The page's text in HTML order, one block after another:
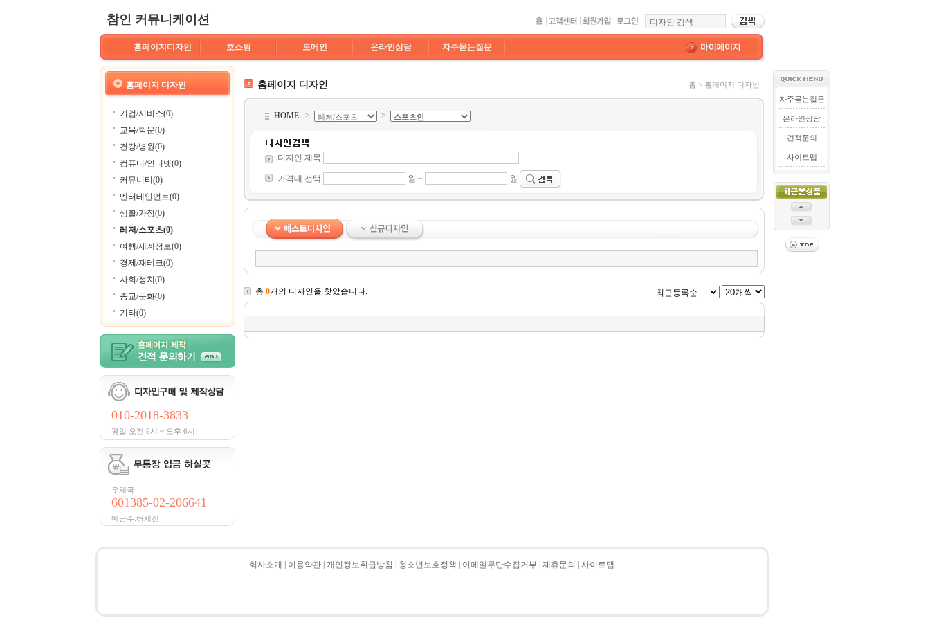
참인 커뮤니케이션
홈페이지디자인 호스팅 도메인 온라인상담 자주묻는질문
홈페이지 디자인
기업/서비스(0)
교육/학문(0)
건강/병원(0)
컴퓨터/인터넷(0)
커뮤니티(0)
엔터테인먼트(0)
생활/가정(0)
레저/스포츠(0)
여행/세계정보(0)
경제/재테크(0)
사회/정치(0)
종교/문화(0)
기타(0)
010-2018-3833
평일 오전 9시 ~ 오후 6시
우체국
601385-02-206641
예금주:허세진
홈페이지 디자인 홈 > 홈페이지 디자인
HOME > >
디자인 제목
가격대 선택 원 ~ 원
총 0개의 디자인을 찾았습니다.
자주묻는질문
온라인상담
견적문의
사이트맵
회사소개 이용약관 개인정보취급방침 청소년보호정책 이메일무단수집거부 제휴문의 사이트맵